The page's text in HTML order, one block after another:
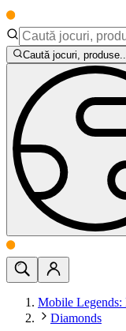
Caută jocuri,
Mobile Legends:
Diamonds